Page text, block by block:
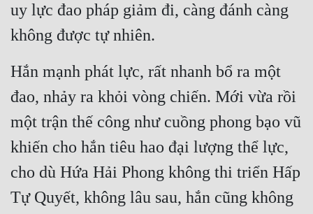
uy lực đao pháp giảm đi, càng đánh càng
không được tự nhiên.
Hắn mạnh phát lực, rất nhanh bổ ra một
đao, nhảy ra khỏi vòng chiến. Mới vừa rồi
một trận thế công như cuồng phong bạo vũ
khiến cho hắn tiêu hao đại lượng thể lực,
cho dù Hứa Hải Phong không thi triển Hấp
Tự Quyết, không lâu sau, hắn cũng không